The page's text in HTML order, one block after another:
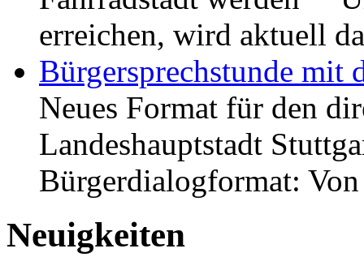
erreichen, wird aktuell
Bürgersprechstunde mit
Neues Format für den
Landeshauptstadt
Bürgerdialogformat:
Neuigkeiten